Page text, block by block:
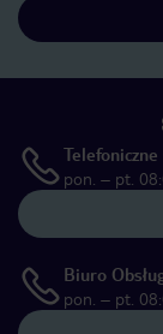
pon. – pt.
Biuro
pon. – pt.